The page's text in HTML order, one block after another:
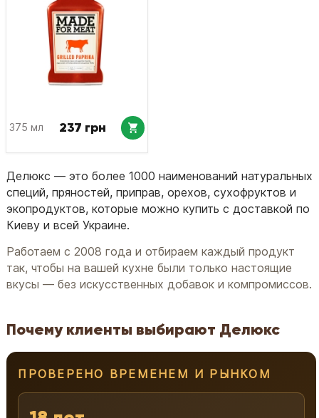
375 мл 237 грн
Делюкс — это более 1000 наименований натуральных
специй, пряностей, приправ, орехов, сухофруктов и
экопродуктов, которые можно купить с доставкой по
Киеву и всей Украине.
Работаем с 2008 года и отбираем каждый продукт
так, чтобы на вашей кухне были только настоящие
вкусы — без искусственных добавок и компромиссов.
Почему клиенты выбирают Делюкс
ПРОВЕРЕНО ВРЕМЕНЕМ И РЫНКОМ